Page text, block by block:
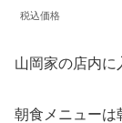
税込価格
山岡家の店内に
朝食メニューは